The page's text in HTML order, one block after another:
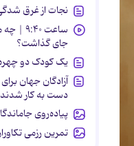
نجات از غرق
ساعت
جای گذاشت؟
یک کودک دو
آزادگان جهان
دست به کار
پیاده‌روی
تمرین رزمی